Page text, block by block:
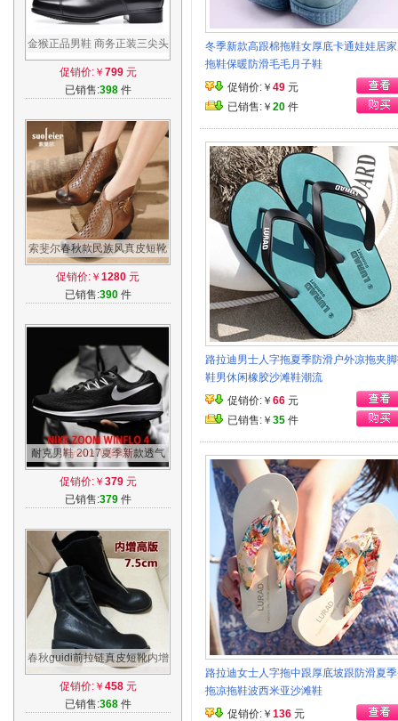
金猴正品男鞋 商务正装三尖头
校尉军鞋士官牛皮三接头军官
皮鞋男
促销价:￥ 799元
已销售:398件
索斐尔春秋款民族风真皮短靴
手工羊皮镂空尖头高跟圆头单
靴子女靴
促销价:￥ 1280 元
已销售:390件
耐克男鞋 2017夏季新款透气
缓震运动鞋轻便休闲跑步鞋
898466 001
促销价:￥ 379元
已销售:379件
春秋guidi前拉链真皮短靴内增
高暗黑系做旧褶皱羊皮中筒靴
子女潮
促销价:￥ 458元
已销售:368件
冬季新款高跟棉拖鞋女厚底卡通娃娃居
拖鞋保暖防滑毛毛月子鞋
促销价:￥ 49 元
已销售:￥ 20 件
路拉迪男士人字拖夏季防滑户外凉拖夹
鞋男休闲橡胶沙滩鞋潮流
促销价:￥ 66 元
已销售:￥ 35 件
路拉迪女士人字拖中跟厚底坡跟防滑夏
拖凉拖鞋波西米亚沙滩鞋
促销价:￥ 136 元